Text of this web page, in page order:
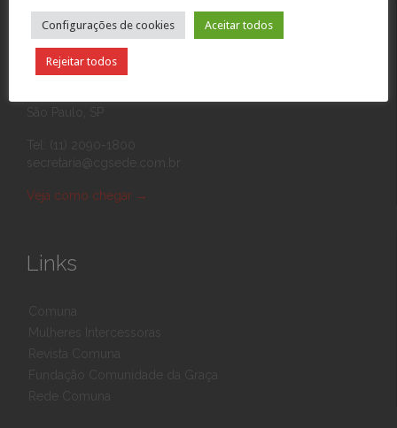
Contato
Rua Eponina, 390
São Paulo, SP
Veja como chegar →
Links
Configurações de cookies Aceitar todos
Rejeitar todos